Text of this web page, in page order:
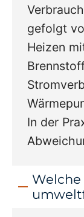
gefolgt
Heizen
In der